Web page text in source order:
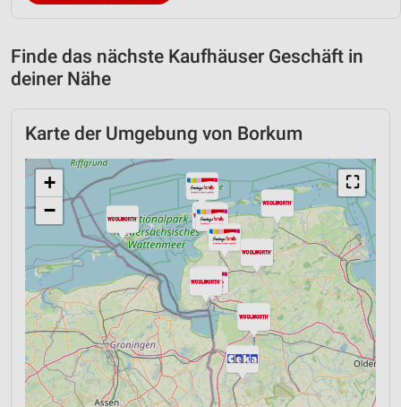
Finde das nächste Kaufhäuser Geschäft in
deiner Nähe
Karte der Umgebung von Borkum
⛶
+
−